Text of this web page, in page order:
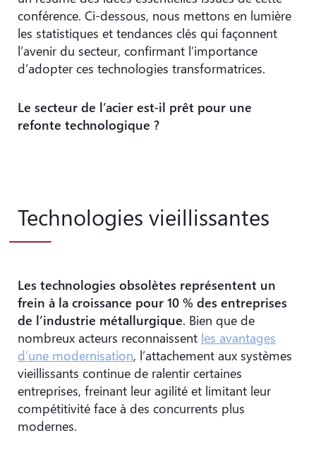
conférence. Ci-dessous, nous mettons en lumière
les statistiques et tendances clés qui façonnent
l’avenir du secteur, confirmant l’importance
d’adopter ces technologies transformatrices.
Le secteur de l’acier est-il prêt pour une
refonte technologique ?
Technologies vieillissantes
Les technologies obsolètes représentent un
frein à la croissance pour 10 % des entreprises
de l’industrie métallurgique. Bien que de
nombreux acteurs reconnaissent les avantages
d’une modernisation, l’attachement aux systèmes
vieillissants continue de ralentir certaines
entreprises, freinant leur agilité et limitant leur
compétitivité face à des concurrents plus
modernes.